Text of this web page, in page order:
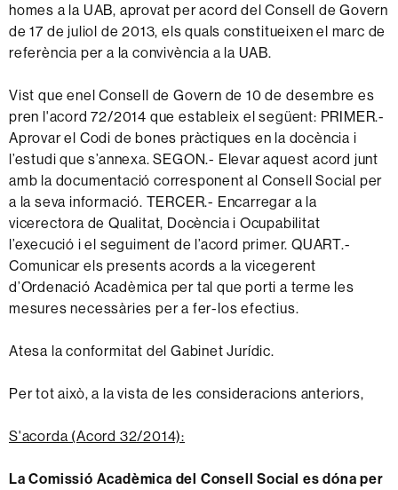
homes a la UAB, aprovat per acord del Consell de Govern
de 17 de juliol de 2013, els quals constitueixen el marc de
referència per a la convivència a la UAB.
Vist que enel Consell de Govern de 10 de desembre es
pren l'acord 72/2014 que estableix el següent: PRIMER.-
Aprovar el Codi de bones pràctiques en la docència i
l’estudi que s’annexa. SEGON.- Elevar aquest acord junt
amb la documentació corresponent al Consell Social per
a la seva informació. TERCER.- Encarregar a la
vicerectora de Qualitat, Docència i Ocupabilitat
l’execució i el seguiment de l’acord primer. QUART.-
Comunicar els presents acords a la vicegerent
d’Ordenació Acadèmica per tal que porti a terme les
mesures necessàries per a fer-los efectius.
Atesa la conformitat del Gabinet Jurídic.
Per tot això, a la vista de les consideracions anteriors,
S'acorda (Acord 32/2014):
La Comissió Acadèmica del Consell Social es dóna per